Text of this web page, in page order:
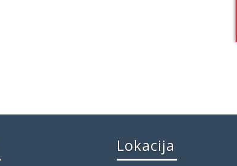
Lokacija